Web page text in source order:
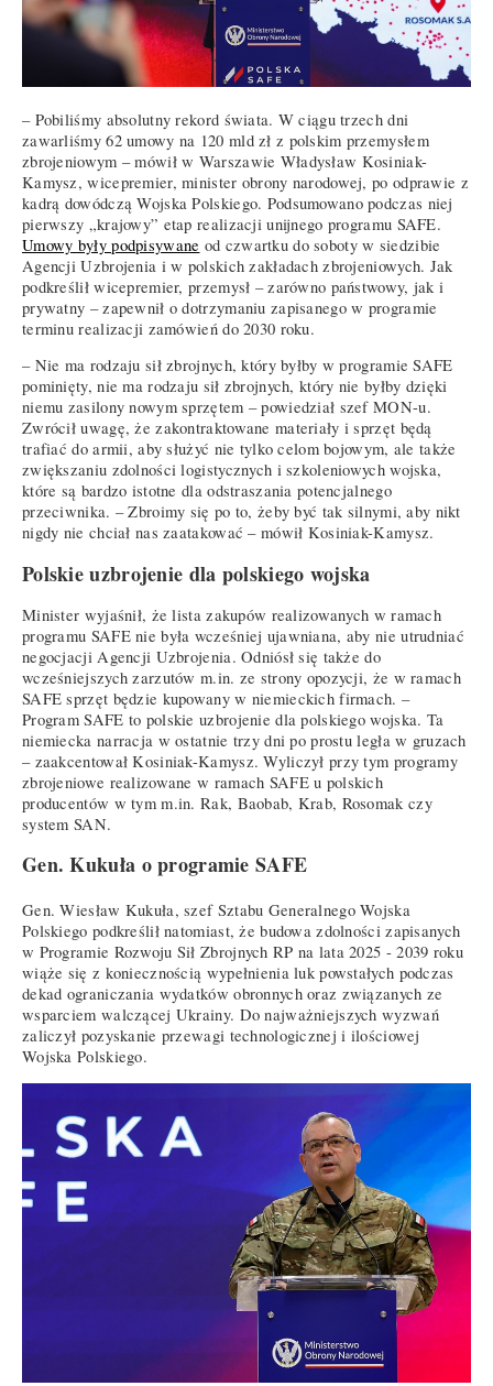
– Pobiliśmy absolutny rekord świata. W ciągu trzech dni
zawarliśmy 62 umowy na 120 mld zł z polskim przemysłem
zbrojeniowym – mówił w Warszawie Władysław Kosiniak-
Kamysz, wicepremier, minister obrony narodowej, po odprawie z
kadrą dowódczą Wojska Polskiego. Podsumowano podczas niej
pierwszy „krajowy” etap realizacji unijnego programu SAFE.
Umowy były podpisywane od czwartku do soboty w siedzibie
Agencji Uzbrojenia i w polskich zakładach zbrojeniowych. Jak
podkreślił wicepremier, przemysł – zarówno państwowy, jak i
prywatny – zapewnił o dotrzymaniu zapisanego w programie
terminu realizacji zamówień do 2030 roku.
– Nie ma rodzaju sił zbrojnych, który byłby w programie SAFE
pominięty, nie ma rodzaju sił zbrojnych, który nie byłby dzięki
niemu zasilony nowym sprzętem – powiedział szef MON-u.
Zwrócił uwagę, że zakontraktowane materiały i sprzęt będą
trafiać do armii, aby służyć nie tylko celom bojowym, ale także
zwiększaniu zdolności logistycznych i szkoleniowych wojska,
które są bardzo istotne dla odstraszania potencjalnego
przeciwnika. – Zbroimy się po to, żeby być tak silnymi, aby nikt
nigdy nie chciał nas zaatakować – mówił Kosiniak-Kamysz.
Polskie uzbrojenie dla polskiego wojska
Minister wyjaśnił, że lista zakupów realizowanych w ramach
programu SAFE nie była wcześniej ujawniana, aby nie utrudniać
negocjacji Agencji Uzbrojenia. Odniósł się także do
wcześniejszych zarzutów m.in. ze strony opozycji, że w ramach
SAFE sprzęt będzie kupowany w niemieckich firmach. –
Program SAFE to polskie uzbrojenie dla polskiego wojska. Ta
niemiecka narracja w ostatnie trzy dni po prostu legła w gruzach
– zaakcentował Kosiniak-Kamysz. Wyliczył przy tym programy
zbrojeniowe realizowane w ramach SAFE u polskich
producentów w tym m.in. Rak, Baobab, Krab, Rosomak czy
system SAN.
Gen. Kukuła o programie SAFE
Gen. Wiesław Kukuła, szef Sztabu Generalnego Wojska
Polskiego podkreślił natomiast, że budowa zdolności zapisanych
w Programie Rozwoju Sił Zbrojnych RP na lata 2025 - 2039 roku
wiąże się z koniecznością wypełnienia luk powstałych podczas
dekad ograniczania wydatków obronnych oraz związanych ze
wsparciem walczącej Ukrainy. Do najważniejszych wyzwań
zaliczył pozyskanie przewagi technologicznej i ilościowej
Wojska Polskiego.